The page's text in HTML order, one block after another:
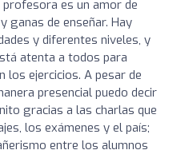
profesora es un amor de
ganas de enseñar. Hay
y diferentes niveles, y
atenta a todos para
los ejercicios. A pesar de
presencial puedo decir
gracias a las charlas que
los exámenes y el país;
entre los alumnos